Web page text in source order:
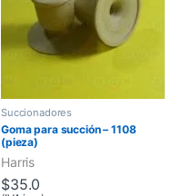
Succionadores
Goma para succión – 1108
(pieza)
Harris
$35.0